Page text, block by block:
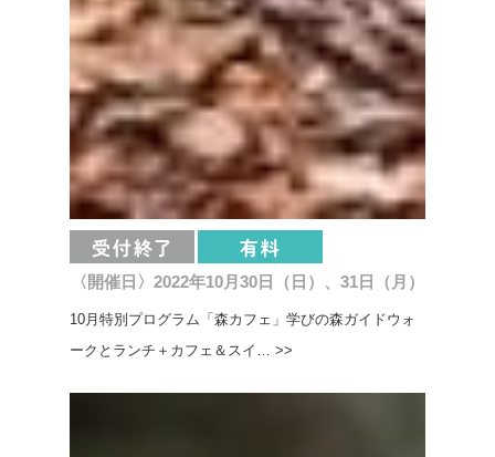
〈開催日〉2022年10月30日（日）、31日（月）
10月特別プログラム「森カフェ」学びの森ガイドウォ
ークとランチ＋カフェ＆スイ… >>